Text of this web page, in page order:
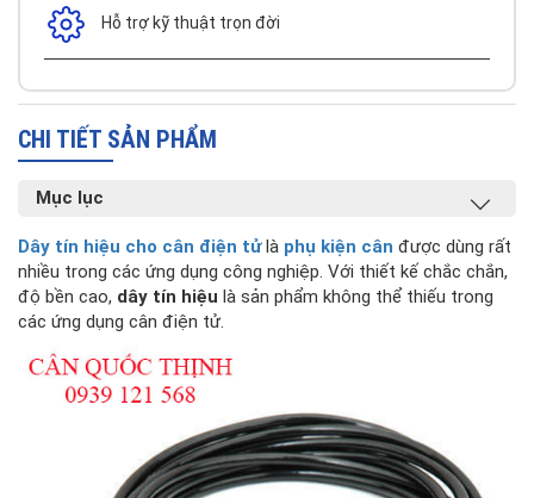
Hỗ trợ kỹ thuật trọn đời
CHI TIẾT SẢN PHẨM
Mục lục
Dây tín hiệu cho cân điện tửlà phụ kiện cân được dùng rất
nhiều trong các ứng dụng công nghiệp. Với thiết kế chắc chắn,
độ bền cao, dây tín hiệu là sản phẩm không thể thiếu trong
các ứng dụng cân điện tử.